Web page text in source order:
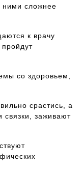
ними сложнее
к врачу
со здоровьем,
срастись, а
заживают